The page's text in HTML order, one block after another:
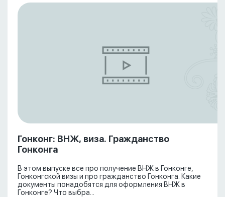
Гонконг: ВНЖ, виза. Гражданство
Гонконга
В этом выпуске все про получение ВНЖ в Гонконге,
Гонконгской визы и про гражданство Гонконга. Какие
документы понадобятся для оформления ВНЖ в
Гонконге? Что выбра...